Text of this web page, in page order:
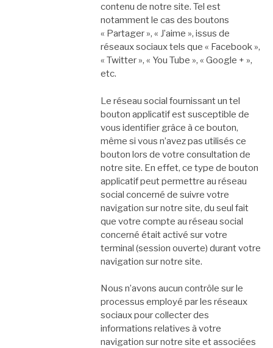
contenu de notre site. Tel est
notamment le cas des boutons
« Partager », « J’aime », issus de
réseaux sociaux tels que « Facebook »,
« Twitter », « You Tube », « Google + »,
etc.
Le réseau social fournissant un tel
bouton applicatif est susceptible de
vous identifier grâce à ce bouton,
même si vous n’avez pas utilisés ce
bouton lors de votre consultation de
notre site. En effet, ce type de bouton
applicatif peut permettre au réseau
social concerné de suivre votre
navigation sur notre site, du seul fait
que votre compte au réseau social
concerné était activé sur votre
terminal (session ouverte) durant votre
navigation sur notre site.
Nous n’avons aucun contrôle sur le
processus employé par les réseaux
sociaux pour collecter des
informations relatives à votre
navigation sur notre site et associées